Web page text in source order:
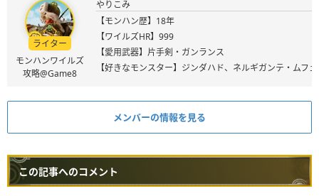
ライター
モンハンワイルズ
攻略@Game8
やりこみ
【モンハン歴】18年
【ワイルズHR】999
【愛用武器】片手剣・ガンランス
【好きなモンスター】ジンダハド、ネルギガンテ・ムフ
メンバーの情報を見る
この記事へのコメント